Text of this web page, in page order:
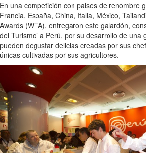
En una competición con paises de renombre
Francia, España, China, Italia, México,
Awards (WTA), entregaron este galardón,
del Turismo’ a Perú, por su desarrollo de una
pueden degustar delicias creadas por sus
únicas cultivadas por sus agricultores.